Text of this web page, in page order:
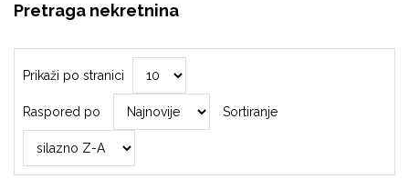
Pretraga nekretnina
Prikaži po stranici
Raspored po Sortiranje